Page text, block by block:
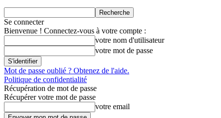
Se connecter
Bienvenue ! Connectez-vous à votre compte :
votre nom d'utilisateur
votre mot de passe
Mot de passe oublié ? Obtenez de l'aide.
Politique de confidentialité
Récupération de mot de passe
Récupérer votre mot de passe
votre email